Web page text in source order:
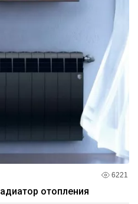
6221
отопления